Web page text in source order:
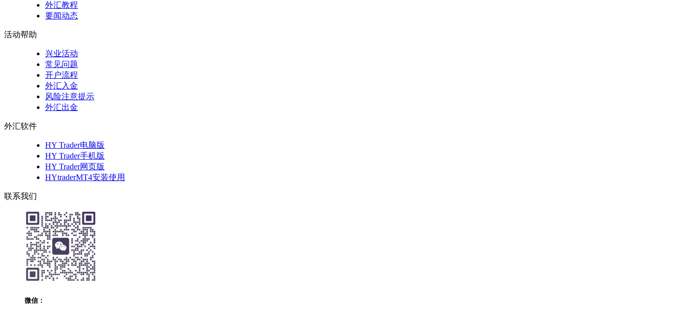
外汇教程
要闻动态
活动帮助
兴业活动
常见问题
开户流程
外汇入金
风险注意提示
外汇出金
外汇软件
HY Trader电脑版
HY Trader手机版
HY Trader网页版
HYtraderMT4安装使用
联系我们
微信：